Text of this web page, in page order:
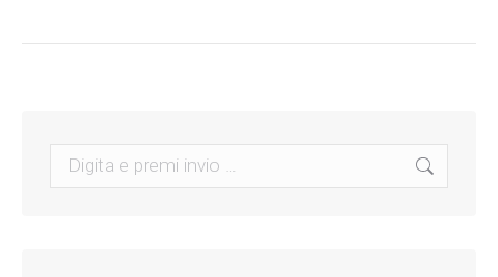
Search: